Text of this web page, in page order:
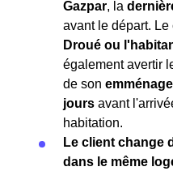
Gazpar, la
avant le départ. Le
Droué ou
également avertir
de son
jours avant
habitation.
Le client change
dans le même